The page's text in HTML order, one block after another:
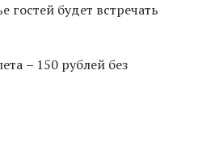
гостей будет встречать
– 150 рублей без